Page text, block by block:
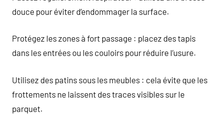
douce pour éviter d’endommager la surface.
Protégez les zones à fort passage : placez des tapis
dans les entrées ou les couloirs pour réduire l’usure.
Utilisez des patins sous les meubles : cela évite que les
frottements ne laissent des traces visibles sur le
parquet.